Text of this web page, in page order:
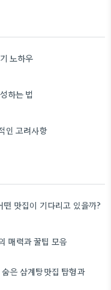
노하우
하는 법
인 고려사항
맛집이 기다리고 있을까?
매력과 꿀팁 모음
은 삼계탕맛집 탐험과